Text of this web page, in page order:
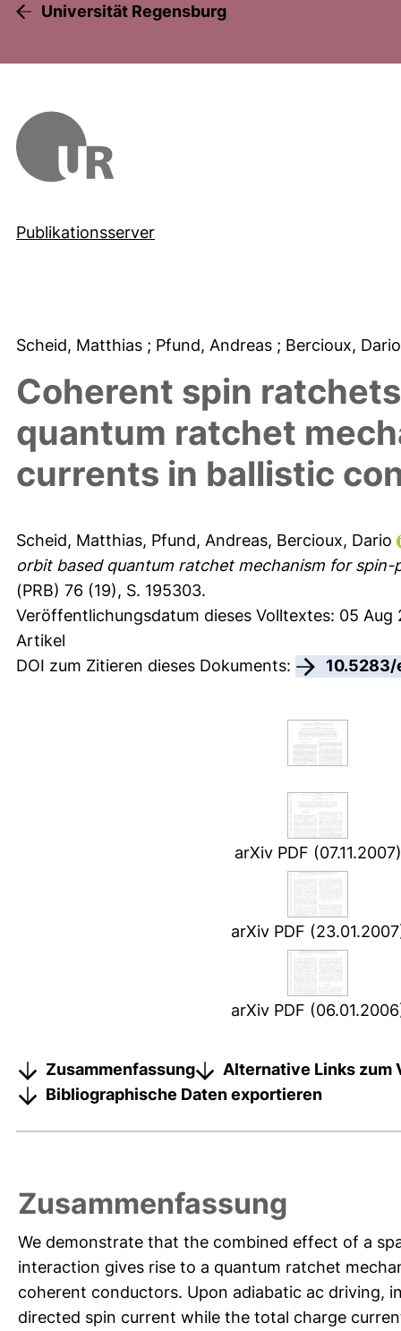
Universität Regensburg
Publikationsserver
Scheid, Matthias ; Pfund, Andreas ; Bercioux,
Coherent spin
quantum ratchet
currents in ballistic
Scheid, Matthias, Pfund, Andreas, Bercioux, Dario
orbit based quantum ratchet mechanism for
(PRB) 76 (19), S. 195303.
Veröffentlichungsdatum dieses Volltextes: 05 Aug
Artikel
DOI zum Zitieren dieses Dokuments:
arXiv PDF (07.11.2007)
arXiv PDF
arXiv PDF
Zusammenfassung
Alternative Links zum
Bibliographische Daten exportieren
Zusammenfassung
We demonstrate that the combined effect of a
interaction gives rise to a quantum ratchet
coherent conductors. Upon adiabatic ac driving,
directed spin current while the total charge